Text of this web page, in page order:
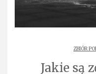
ZBIÓR
Jakie są